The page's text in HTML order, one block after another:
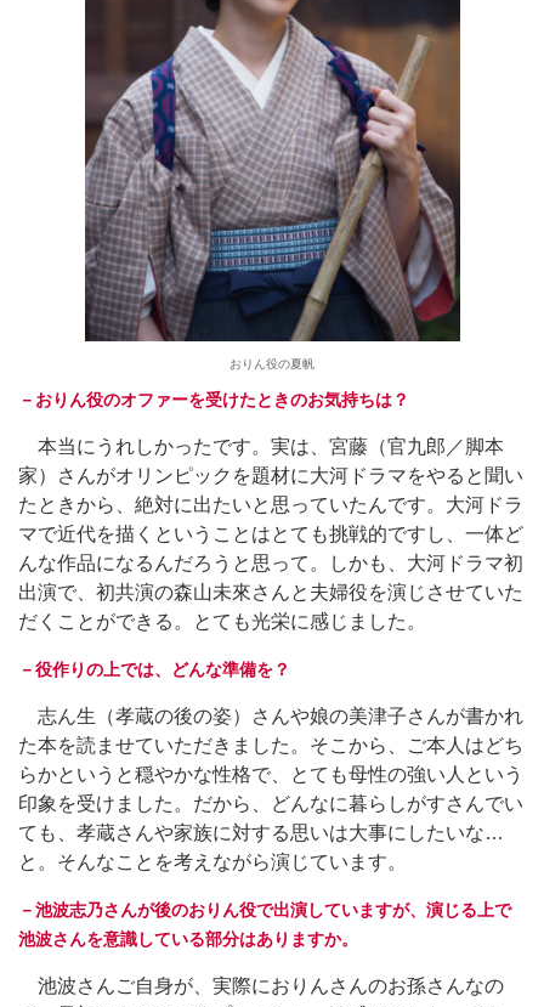
おりん役の夏帆
－おりん役のオファーを受けたときのお気持ちは？
本当にうれしかったです。実は、宮藤（官九郎／脚本
家）さんがオリンピックを題材に大河ドラマをやると聞い
たときから、絶対に出たいと思っていたんです。大河ドラ
マで近代を描くということはとても挑戦的ですし、一体ど
んな作品になるんだろうと思って。しかも、大河ドラマ初
出演で、初共演の森山未來さんと夫婦役を演じさせていた
だくことができる。とても光栄に感じました。
－役作りの上では、どんな準備を？
志ん生（孝蔵の後の姿）さんや娘の美津子さんが書かれ
た本を読ませていただきました。そこから、ご本人はどち
らかというと穏やかな性格で、とても母性の強い人という
印象を受けました。だから、どんなに暮らしがすさんでい
ても、孝蔵さんや家族に対する思いは大事にしたいな…
と。そんなことを考えながら演じています。
－池波志乃さんが後のおりん役で出演していますが、演じる上で
池波さんを意識している部分はありますか。
池波さんご自身が、実際におりんさんのお孫さんなの